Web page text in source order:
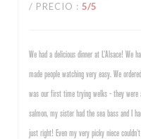
/ PRECIO : 5/5
We had a delicious dinner at L’Alsace! We
made people watching very easy. We
was our first time trying welks - they were
salmon, my sister had the sea bass and I
just right! Even my very picky niece